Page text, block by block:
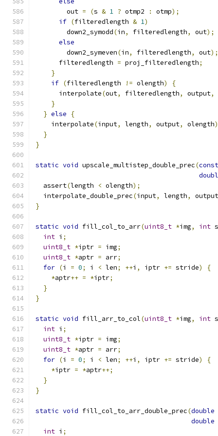
        out
= (s & 1 ? otmp2 : otmp);
if (filteredlength & 1)
        down2_symodd
(in, filteredlength, out);
else
        down2_symeven
(in, filteredlength, out);
      filteredlength
= proj_filteredlength;
}
if (filteredlength != olength)
{
      interpolate
(out, filteredlength, output,
}
} else
{
    interpolate
(input, length, output, olength
}
}
static void upscale_multistep_double_prec(const
  assert
(length < olength);
  interpolate_double_prec
(input, length,
output
}
static void fill_col_to_arr(uint8_t *img, int
int i ;
uint8_t *iptr = img;
uint8_t *aptr = arr;
for (i = 0; i < len; ++i , iptr += stride)
{
*aptr++ = *iptr;
}
}
static void fill_arr_to_col(uint8_t *img, int
int i ;
uint8_t *iptr = img;
uint8_t *aptr = arr;
for (i = 0; i < len; ++i , iptr += stride)
{
*iptr = *aptr++;
}
}
static void fill_col_to_arr_double_prec(double
double
int i ;